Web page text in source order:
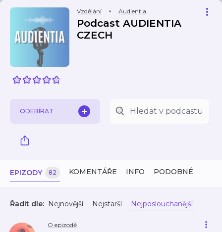
Vzdělání Audientia
Podcast AUDIENTIA
CZECH
ODEBÍRAT
EPIZODY 82 KOMENTÁŘE INFO PODOBNÉ
Řadit dle: Nejnovější Nejstarší Nejposlouchanější
O epizodě